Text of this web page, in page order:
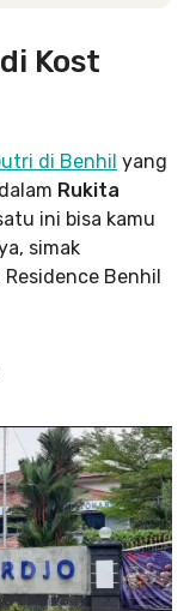
Kost
di Benhil yang
Rukita
ini bisa kamu
simak
Benhil